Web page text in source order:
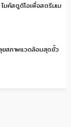
ค์สตูดิโอเพื่อสตรีมเม
ยสภาพแวดล้อมสุดขั้ว